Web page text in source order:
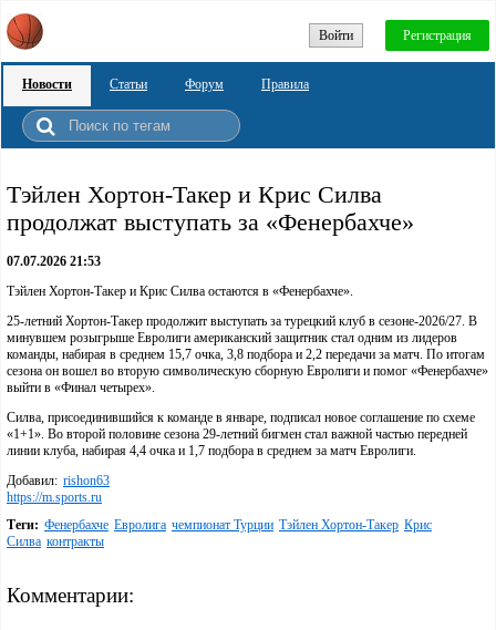
Войти Регистрация
Новости Статьи Форум Правила
Тэйлен Хортон-Такер и Крис Силва
продолжат выступать за «Фенербахче»
07.07.2026 21:53
Тэйлен Хортон-Такер и Крис Силва остаются в «Фенербахче».
25-летний Хортон-Такер продолжит выступать за турецкий клуб в сезоне-2026/27. В
минувшем розыгрыше Евролиги американский защитник стал одним из лидеров
команды, набирая в среднем 15,7 очка, 3,8 подбора и 2,2 передачи за матч. По итогам
сезона он вошел во вторую символическую сборную Евролиги и помог «Фенербахче»
выйти в «Финал четырех».
Силва, присоединившийся к команде в январе, подписал новое соглашение по схеме
«1+1». Во второй половине сезона 29-летний бигмен стал важной частью передней
линии клуба, набирая 4,4 очка и 1,7 подбора в среднем за матч Евролиги.
Добавил: rishon63
https://m.sports.ru
Теги: Фенербахче Евролига чемпионат Турции Тэйлен Хортон-Такер Крис
Силва контракты
Комментарии: